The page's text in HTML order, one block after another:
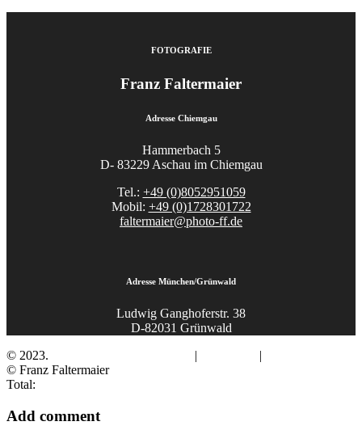
FOTOGRAFIE
Franz Faltermaier
Adresse Chiemgau
Hammerbach 5
D- 83229 Aschau im Chiemgau
Tel.: +49 (0)8052951059
Mobil: +49 (0)1728301722
faltermaier@photo-ff.de
Adresse München/Grünwald
Ludwig Ganghoferstr. 38
D-82031 Grünwald
© 2023.
| |
© Franz Faltermaier
Total:
Add comment